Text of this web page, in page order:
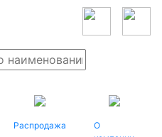
Распродажа
О